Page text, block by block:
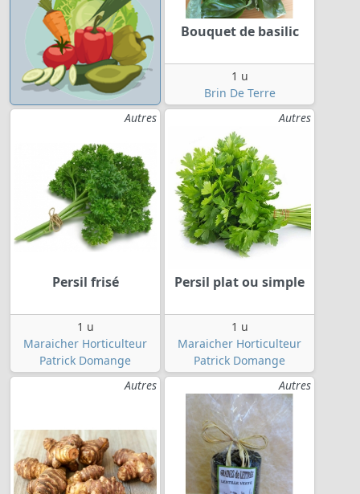
Bouquet de basilic
1 u
Brin De Terre
Autres
Persil frisé
1 u
Maraicher Horticulteur
Patrick Domange
Autres
Persil plat ou simple
1 u
Maraicher Horticulteur
Patrick Domange
Autres
Autres